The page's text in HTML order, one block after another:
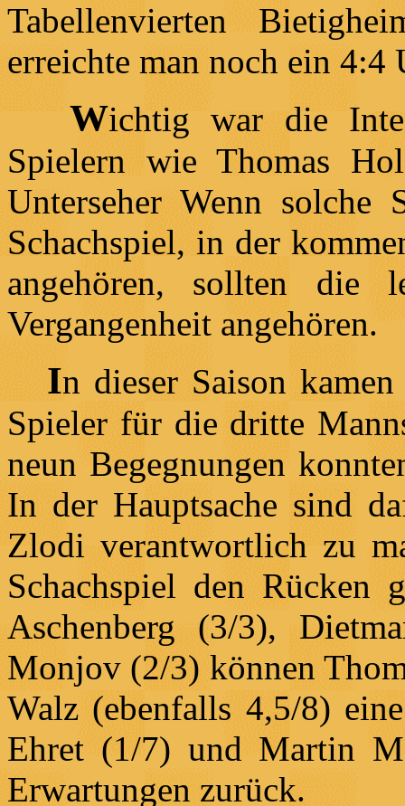
Tabellenvierten
erreichte man noch ein 4:4
Wichtig war die
Spielern wie Thomas
Unterseher Wenn solche
Schachspiel, in der
angehören, sollten die
Vergangenheit angehören.
In dieser Saison
Spieler für die dritte
neun Begegnungen
In der Hauptsache sind
Zlodi verantwortlich zu
Schachspiel den Rücken
Aschenberg (3/3),
Monjov (2/3) können
Walz (ebenfalls 4,5/8)
Ehret (1/7) und Martin
Erwartungen zurück.